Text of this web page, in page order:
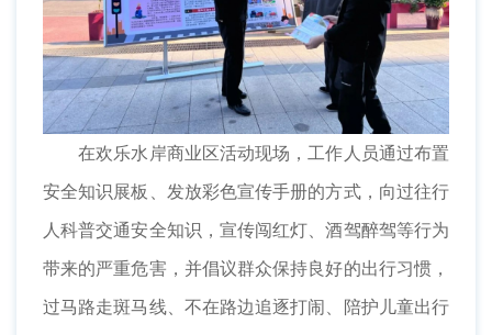
在欢乐水岸商业区活动现场，工作人员通过布置
安全知识展板、发放彩色宣传手册的方式，向过往行
人科普交通安全知识，宣传闯红灯、酒驾醉驾等行为
带来的严重危害，并倡议群众保持良好的出行习惯，
过马路走斑马线、不在路边追逐打闹、陪护儿童出行